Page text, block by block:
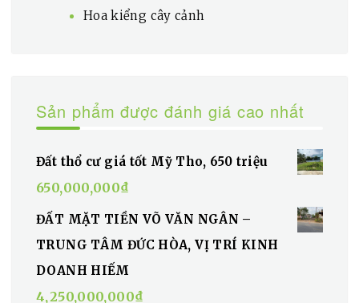
Hoa kiểng cây cảnh
Sản phẩm được đánh giá cao nhất
Đất thổ cư giá tốt Mỹ Tho, 650 triệu
650,000,000₫
ĐẤT MẶT TIỀN VÕ VĂN NGÂN –
TRUNG TÂM ĐỨC HÒA, VỊ TRÍ KINH
DOANH HIẾM
4,250,000,000₫